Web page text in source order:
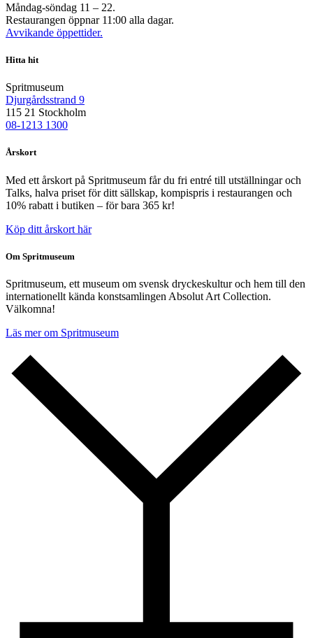
Måndag-söndag 11 – 22.
Restaurangen öppnar 11:00 alla dagar.
Avvikande öppettider.
Hitta hit
Spritmuseum
Djurgårdsstrand 9
115 21 Stockholm
08-1213 1300
Årskort
Med ett årskort på Spritmuseum får du fri entré till utställningar och
Talks, halva priset för ditt sällskap, kompispris i restaurangen och
10% rabatt i butiken – för bara 365 kr!
Köp ditt årskort här
Om Spritmuseum
Spritmuseum, ett museum om svensk dryckeskultur och hem till den
internationellt kända konstsamlingen Absolut Art Collection.
Välkomna!
Läs mer om Spritmuseum